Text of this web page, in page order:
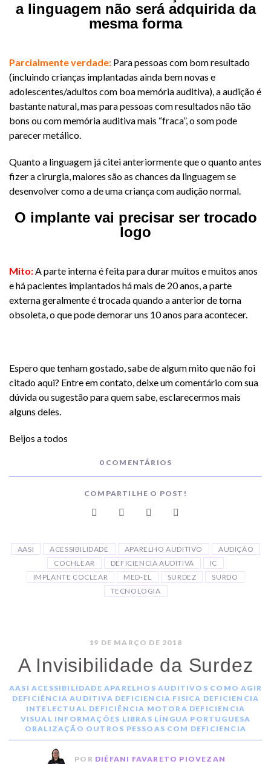
a linguagem não será adquirida da
mesma forma
​Parcialmente verdade: Para pessoas com bom resultado
(incluindo crianças implantadas ainda bem novas e
adolescentes/adultos com boa memória auditiva), a audição é
bastante natural, mas para pessoas com resultados não tão
bons ou com memória auditiva mais “fraca”, o som pode
parecer metálico.
Quanto a linguagem já citei anteriormente que o quanto antes
fizer a cirurgia, maiores são as chances da linguagem se
desenvolver como a de uma criança com audição normal.
O implante vai precisar ser trocado
logo
​Mito:A parte interna é feita para durar muitos e muitos anos
e há pacientes implantados há mais de 20 anos, a parte
externa geralmente é trocada quando a anterior de torna
obsoleta, o que pode demorar uns 10 anos para acontecer.
​Espero que tenham gostado, sabe de algum mito que não foi
citado aqui? Entre em contato, deixe um comentário com sua
dúvida ou sugestão para quem sabe, esclarecermos mais
alguns deles.
​Beijos a todos
0 COMENTÁRIOS
COMPARTILHE O POST!
AASI ACESSIBILIDADE APARELHO AUDITIVO
AUDIÇÃO
COCHLEAR
DEFICIENCIA AUDITIVA
IC
IMPLANTE COCLEAR
MED-EL SURDEZ
SURDO
TECNOLOGIA
19 DE MARÇO DE 2018
A Invisibilidade da Surdez
AASI ACESSIBILIDADE APARELHOS AUDITIVOS COMO AGIR
DEFICIÊNCIA AUDITIVA DEFICIENCIA FISICA DEFICIENCIA
INTELECTUAL DEFICIÊNCIA MOTORA DEFICIENCIA
VISUAL INFORMAÇÕES LIBRAS LÍNGUA PORTUGUESA
ORALIZAÇÃO OUTROS PESSOAS COM DEFICIENCIA
POR DIÉFANI FAVARETO PIOVEZAN